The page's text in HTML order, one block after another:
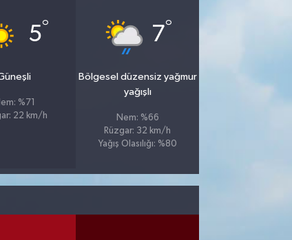
5°
%71
22 km/h
7°
Bölgesel düzensiz yağmur
yağışlı
Nem: %66
Rüzgar: 32 km/h
Yağış Olasılığı: %80